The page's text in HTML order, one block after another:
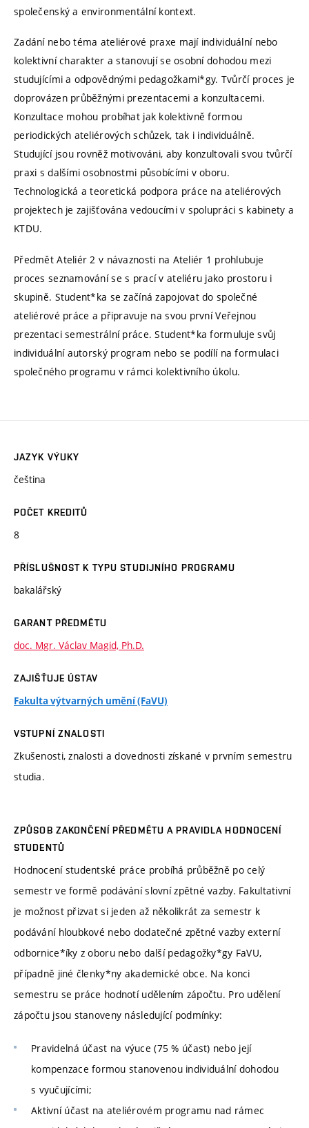
společenský a environmentální kontext.
Zadání nebo téma ateliérové praxe mají individuální nebo
kolektivní charakter a stanovují se osobní dohodou mezi
studujícími a odpovědnými pedagožkami*gy. Tvůrčí proces je
doprovázen průběžnými prezentacemi a konzultacemi.
Konzultace mohou probíhat jak kolektivně formou
periodických ateliérových schůzek, tak i individuálně.
Studující jsou rovněž motivováni, aby konzultovali svou tvůrčí
praxi s dalšími osobnostmi působícími v oboru.
Technologická a teoretická podpora práce na ateliérových
projektech je zajišťována vedoucími v spolupráci s kabinety a
KTDU.
Předmět Ateliér 2 v návaznosti na Ateliér 1 prohlubuje
proces seznamování se s prací v ateliéru jako prostoru i
skupině. Student*ka se začíná zapojovat do společné
ateliérové práce a připravuje na svou první Veřejnou
prezentaci semestrální práce. Student*ka formuluje svůj
individuální autorský program nebo se podílí na formulaci
společného programu v rámci kolektivního úkolu.
JAZYK VÝUKY
čeština
POČET KREDITŮ
8
PŘÍSLUŠNOST K TYPU STUDIJNÍHO PROGRAMU
bakalářský
GARANT PŘEDMĚTU
doc. Mgr. Václav Magid, Ph.D.
ZAJIŠŤUJE ÚSTAV
Fakulta výtvarných umění (FaVU)
VSTUPNÍ ZNALOSTI
Zkušenosti, znalosti a dovednosti získané v prvním semestru
studia.
ZPŮSOB ZAKONČENÍ PŘEDMĚTU A PRAVIDLA HODNOCENÍ
STUDENTŮ
Hodnocení studentské práce probíhá průběžně po celý
semestr ve formě podávání slovní zpětné vazby. Fakultativní
je možnost přizvat si jeden až několikrát za semestr k
podávání hloubkové nebo dodatečné zpětné vazby externí
odbornice*íky z oboru nebo další pedagožky*gy FaVU,
případně jiné členky*ny akademické obce. Na konci
semestru se práce hodnotí udělením zápočtu. Pro udělení
zápočtu jsou stanoveny následující podmínky:
Pravidelná účast na výuce (75 % účast) nebo její
kompenzace formou stanovenou individuální dohodou
s vyučujícími;
Aktivní účast na ateliérovém programu nad rámec